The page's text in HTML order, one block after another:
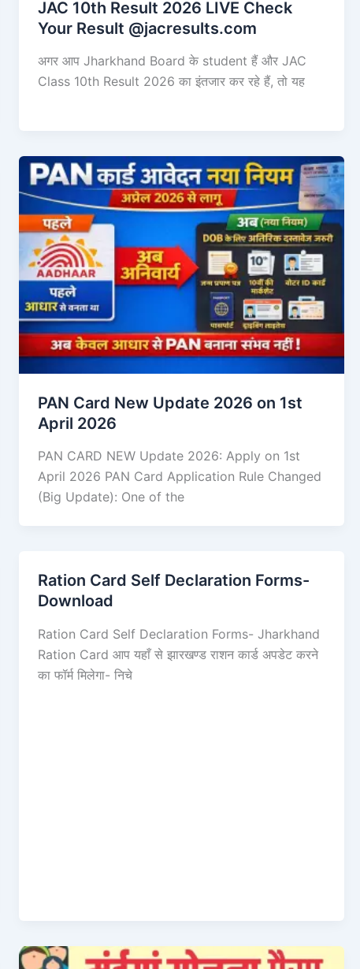
JAC 10th Result 2026 LIVE Check
Your Result @jacresults.com
अगर आप Jharkhand Board के student हैं और JAC
Class 10th Result 2026 का इंतजार कर रहे हैं, तो यह
PAN Card New Update 2026 on 1st
April 2026
PAN CARD NEW Update 2026: Apply on 1st
April 2026 PAN Card Application Rule Changed
(Big Update): One of the
Ration Card Self Declaration Forms-
Download
Ration Card Self Declaration Forms- Jharkhand
Ration Card आप यहाँ से झारखण्ड राशन कार्ड अपडेट करने
का फॉर्म मिलेगा- निचे